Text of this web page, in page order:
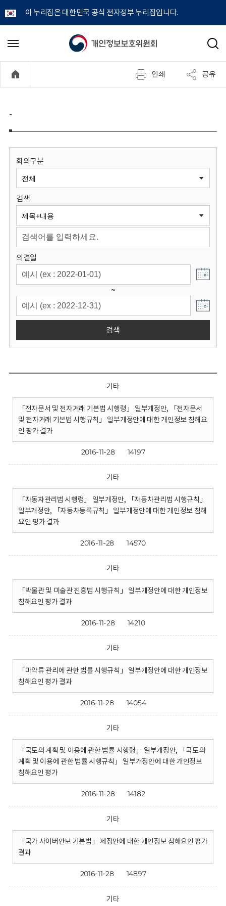
이 누리집은 대한민국 공식 전자정부 누리집입니다.
개
정
보
원
회
메
기
검
인쇄 공유
-
회의구분
검색
의결일
~
검색
기타
「전자문서 및 전자거래 기본법 시행령」 일부개정안, 「전자문서
및 전자거래 기본법 시행규칙」 일부개정안에 대한 개인정보 침해요
인 평가 결과
2016-11-28 14197
기타
「자동차관리법 시행령」 일부개정안, 「자동차관리법 시행규칙」
일부개정안, 「자동차등록규칙」 일부개정안에 대한 개인정보 침해
요인 평가 결과
2016-11-28 14570
기타
「박물관 및 미술관 진흥법 시행규칙」 일부개정안에 대한 개인정보
침해요인 평가 결과
2016-11-28 14210
기타
「마약류 관리에 관한 법률 시행규칙」 일부개정안에 대한 개인정보
침해요인 평가 결과
2016-11-28 14054
기타
「국토의 계획 및 이용에 관한 법률 시행령」 일부개정안, 「국토의
계획 및 이용에 관한 법률 시행규칙」 일부개정안에 대한 개인정보
침해요인 평가
2016-11-28 14182
기타
「국가 사이버안보 기본법」 제정안에 대한 개인정보 침해요인 평가
결과
2016-11-28 14897
기타